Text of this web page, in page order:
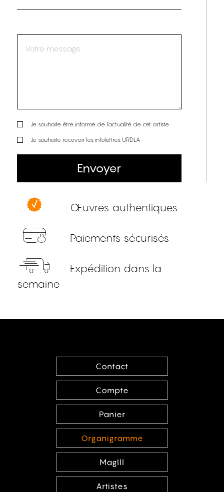
Je souhaite être informé de l’actualité de cet artiste
Je souhaite recevoir les infolettres URDLA
Envoyer
Œuvres authentiques
Paiements sécurisés
Expédition dans la
semaine
Contact
Compte
Panier
Organigramme
MagIII
Artistes